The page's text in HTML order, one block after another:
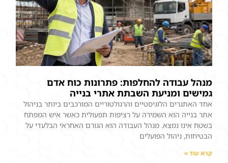
מנהל עבודה להחלפות: פתרונות כוח אדם
גמישים ומניעת השבתת אתרי בנייה
אחד האתגרים הלוגיסטיים והרגולטוריים המורכבים ביותר בניהול
אתר בנייה הוא השמירה על רציפות תפעולית כאשר איש המפתח
בשטח אינו נמצא. מנהל העבודה הוא הגורם האחראי הבלעדי על
הבטיחות, ניהול הפועלים
קרא עוד »